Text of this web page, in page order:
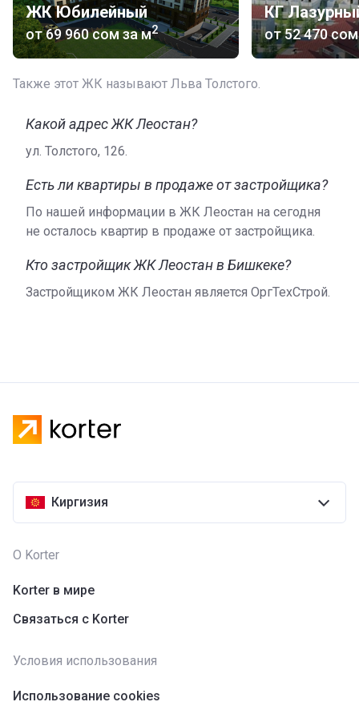
подключенными сетями: телефоном, домофоном,
интернетом, кабельным телевидением.
Кто построил
Строительная компания «ОргТехСтрой» основана в
застройщика – проектирование и строительство
объектов бытового и социально-культурного
назначения. У компании есть свое производство
стройматериалов, в том числе кирпичный завод.
Среди известных проектов девелопера в Бишкеке –
ЖК «Юбилейный», ЖК «Кок-жар Плюс», ЖК «Чатыр-
ЖК «Леостан» представлена на официальном сайте СК
ЖК Юбилейный
от‍69 960 сомза м2 от‍52 470 сом
Также этот ЖК называют Льва Толстого.
Какой адрес ЖК Леостан?
ул. Толстого, 126.
Есть ли квартиры в продаже от застройщика?
По нашей информации в ЖК Леостан на сегодня
не осталось квартир в продаже от застройщика.
Кто застройщик ЖК Леостан в Бишкеке?
Застройщиком ЖК Леостан является ОргТехСтрой.
Киргизия
О Korter
Korter в мире
Связаться с Korter
Условия использования
Использование cookies